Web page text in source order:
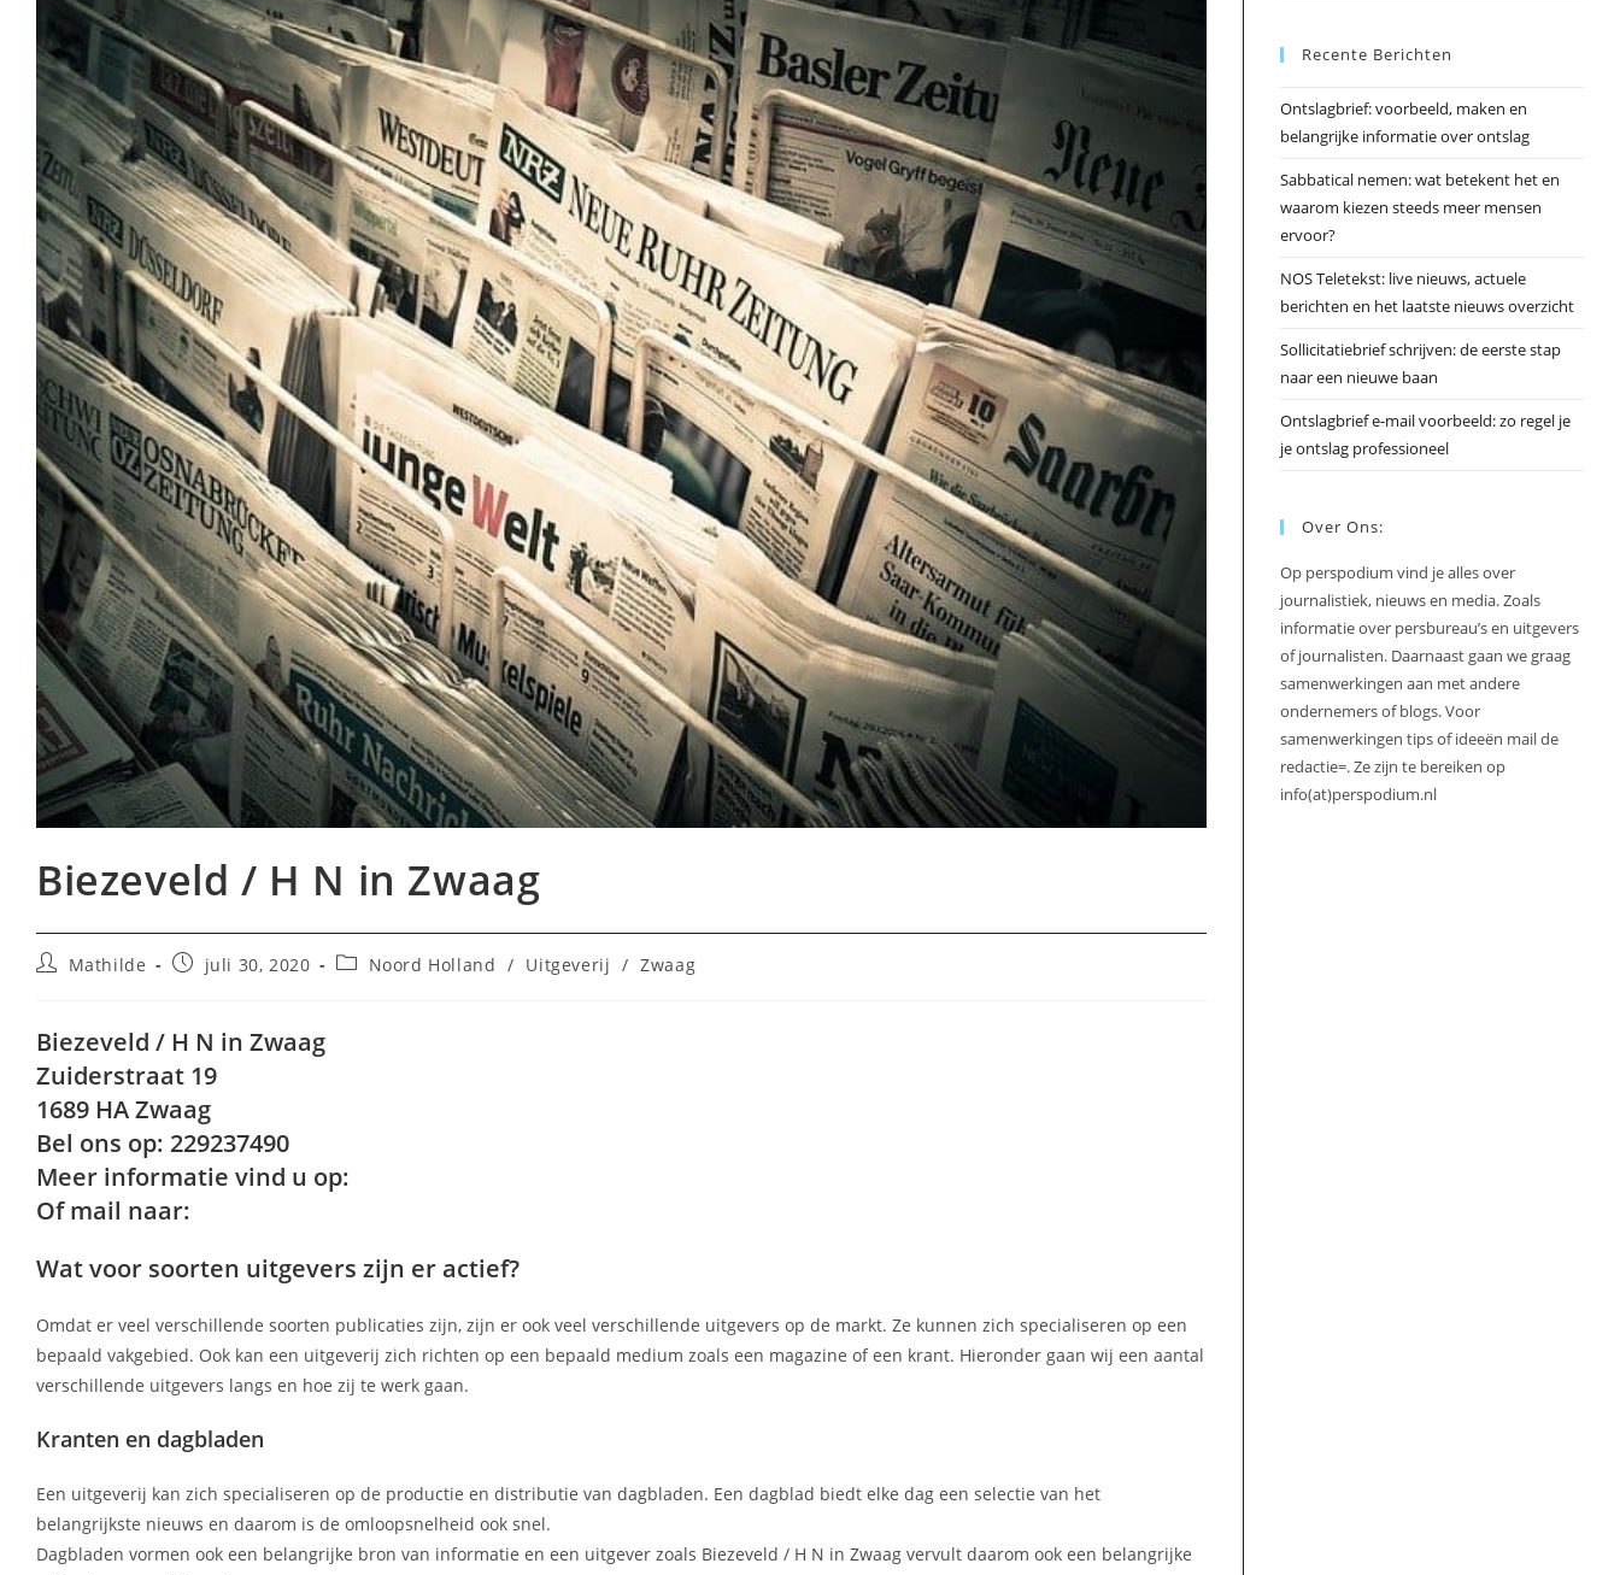
Biezeveld / H N in Zwaag
BerichtMathilde
Berichtjuli 30, 2020 Berichtcategorie:
Noord Holland / Uitgeverij / Zwaag
Biezeveld / H N in Zwaag
Zuiderstraat 19
1689 HA Zwaag
Bel ons op: 229237490
Meer informatie vind u op:
Of mail naar:
Wat voor soorten uitgevers zijn er actief?
Omdat er veel verschillende soorten publicaties zijn, zijn er ook veel verschillende uitgevers op de markt. Ze kunnen zich specialiseren op een
bepaald vakgebied. Ook kan een uitgeverij zich richten op een bepaald medium zoals een magazine of een krant. Hieronder gaan wij een aantal
verschillende uitgevers langs en hoe zij te werk gaan.
Kranten en dagbladen
Een uitgeverij kan zich specialiseren op de productie en distributie van dagbladen. Een dagblad biedt elke dag een selectie van het
belangrijkste nieuws en daarom is de omloopsnelheid ook snel.
Dagbladen vormen ook een belangrijke bron van informatie en een uitgever zoals Biezeveld / H N in Zwaag vervult daarom ook een belangrijke
Recente Berichten
Ontslagbrief: voorbeeld, maken en
belangrijke informatie over ontslag
Sabbatical nemen: wat betekent het en
waarom kiezen steeds meer mensen
ervoor?
NOS Teletekst: live nieuws, actuele
berichten en het laatste nieuws overzicht
Sollicitatiebrief schrijven: de eerste stap
naar een nieuwe baan
Ontslagbrief e-mail voorbeeld: zo regel je
je ontslag professioneel
Over Ons:
Op perspodium vind je alles over
journalistiek, nieuws en media. Zoals
informatie over persbureau’s en uitgevers
of journalisten. Daarnaast gaan we graag
samenwerkingen aan met andere
ondernemers of blogs. Voor
samenwerkingen tips of ideeën mail de
redactie=. Ze zijn te bereiken op
info(at)perspodium.nl